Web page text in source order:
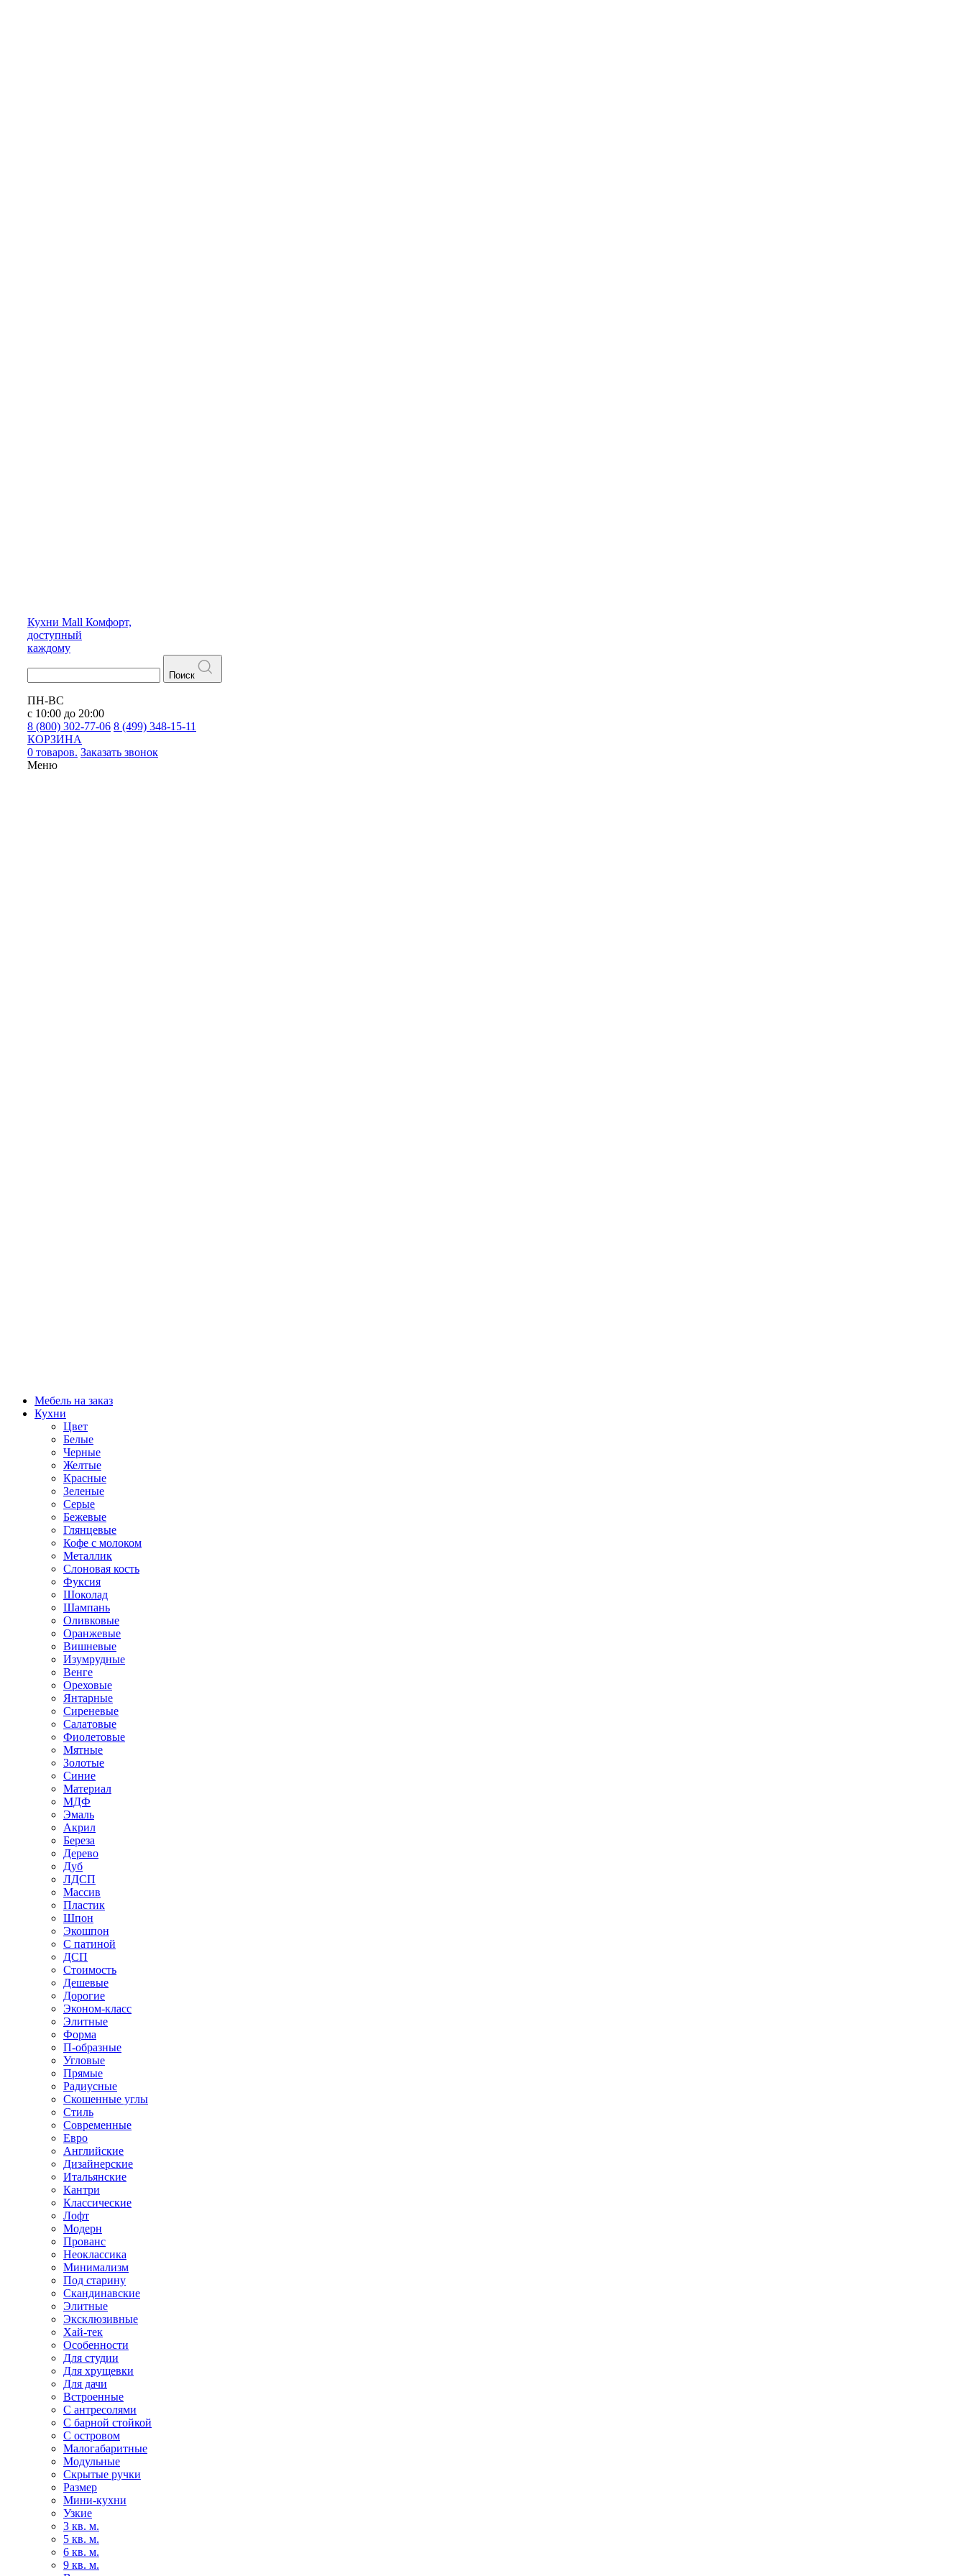
Кухни Mall Комфорт,
доступный
каждому
Поиск
ПН-ВС
с 10:00 до 20:00
8 (800) 302-77-06 8 (499) 348-15-11
КОРЗИНА
0 товаров. Заказать звонок
Меню
Мебель на заказ
Кухни
Цвет
Белые
Черные
Желтые
Красные
Зеленые
Серые
Бежевые
Глянцевые
Кофе с молоком
Металлик
Слоновая кость
Фуксия
Шоколад
Шампань
Оливковые
Оранжевые
Вишневые
Изумрудные
Венге
Ореховые
Янтарные
Сиреневые
Салатовые
Фиолетовые
Мятные
Золотые
Синие
Материал
МДФ
Эмаль
Акрил
Береза
Дерево
Дуб
ЛДСП
Массив
Пластик
Шпон
Экошпон
С патиной
ДСП
Стоимость
Дешевые
Дорогие
Эконом-класс
Элитные
Форма
П-образные
Угловые
Прямые
Радиусные
Скошенные углы
Стиль
Современные
Евро
Английские
Дизайнерские
Итальянские
Кантри
Классические
Лофт
Модерн
Прованс
Неоклассика
Минимализм
Под старину
Скандинавские
Элитные
Эксклюзивные
Хай-тек
Особенности
Для студии
Для хрущевки
Для дачи
Встроенные
С антресолями
С барной стойкой
С островом
Малогабаритные
Модульные
Скрытые ручки
Размер
Мини-кухни
Узкие
3 кв. м.
5 кв. м.
6 кв. м.
9 кв. м.